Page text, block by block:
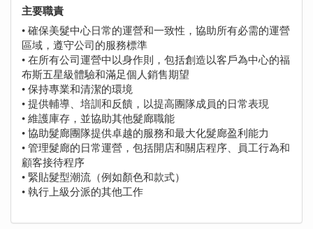
主要職責
• 確保美髮中心日常的運營和一致性，協助所有必需的運營
區域，遵守公司的服務標準
• 在所有公司運營中以身作則，包括創造以客戶為中心的福
布斯五星級體驗和滿足個人銷售期望
• 保持專業和清潔的環境
• 提供輔導、培訓和反饋，以提高團隊成員的日常表現
• 維護庫存，並協助其他髮廊職能
• 協助髮廊團隊提供卓越的服務和最大化髮廊盈利能力
• 管理髮廊的日常運營，包括開店和關店程序、員工行為和
顧客接待程序
• 緊貼髮型潮流（例如顏色和款式）
• 執行上級分派的其他工作